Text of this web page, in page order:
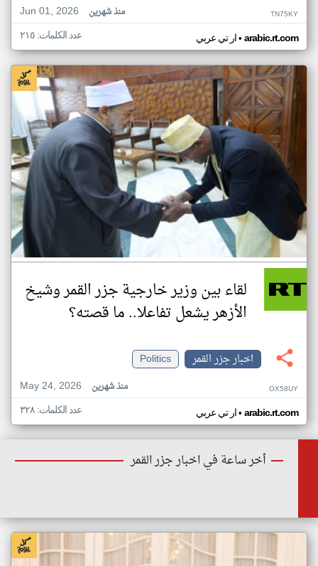
Jun 01, 2026
منذ شهرين TN75KY
ار تي عربي• arabic.rt.com عدد الكلمات: ٢١٥
لقاء بين وزير خارجية جزر القمر وشيخ
الأزهر يشعل تفاعلا.. ما قصته؟
اخبار جزر القمر
Politics
May 24, 2026
منذ شهرين OX58UY
ار تي عربي• arabic.rt.com عدد الكلمات: ٣٢٨
أخر ساعة في اخبار جزر القمر